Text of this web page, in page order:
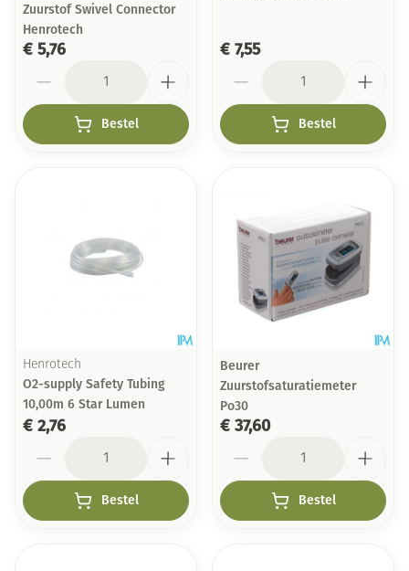
Zuurstof Swivel Connector
Henrotech
€ 5,76
Bestel
€ 7,55
Bestel
Henrotech
O2-supply Safety Tubing
10,00m 6 Star Lumen
€ 2,76
Bestel
Beurer
Zuurstofsaturatiemeter
Po30
€ 37,60
Bestel